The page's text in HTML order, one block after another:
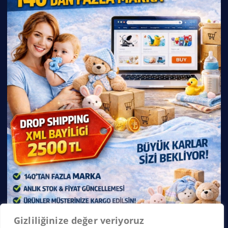
Gizliliğinize değer veriyoruz